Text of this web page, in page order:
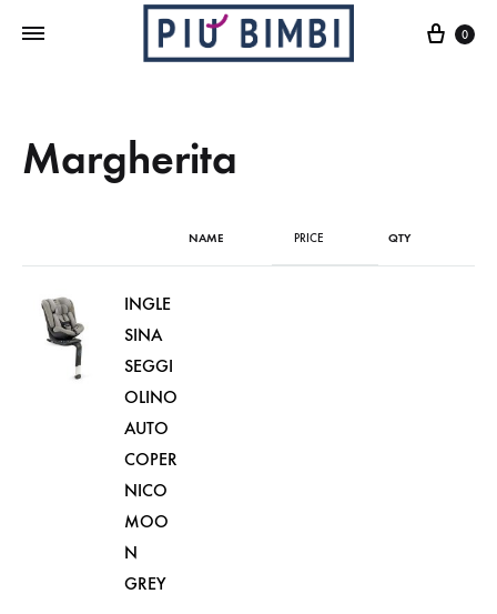
Cart
0
Margherita
NAME PRICE QTY
INGLE
SINA
SEGGI
OLINO
AUTO
COPER
NICO
MOO
N
GREY